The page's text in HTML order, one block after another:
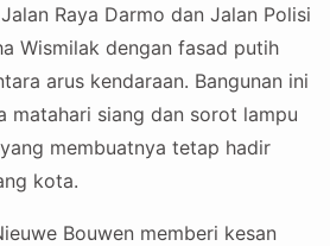
Raya Darmo dan Jalan Polisi
Wismilak dengan fasad putih
arus kendaraan. Bangunan ini
matahari siang dan sorot lampu
membuatnya tetap hadir
kota.
Bouwen memberi kesan